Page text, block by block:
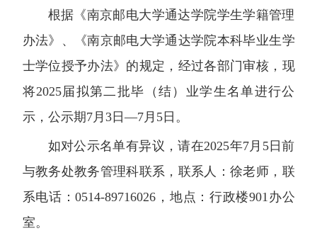
根据《南京邮电大学通达学院学生学籍管理
办法》、《南京邮电大学通达学院本科毕业生学
士学位授予办法》的规定，经过各部门审核，现
将2025届拟第二批毕（结）业学生名单进行公
示，公示期7月3日—7月5日。
如对公示名单有异议，请在2025年7月5日前
与教务处教务管理科联系，联系人：徐老师，联
系电话：0514-89716026，地点：行政楼901办公
室。